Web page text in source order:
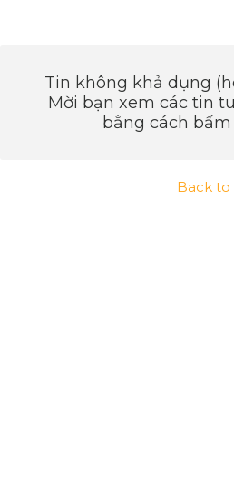
Tin không khả dụng
Mời bạn xem các tin
bằng cách bấm
Back to